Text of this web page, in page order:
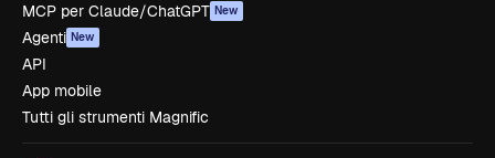
MCP per Claude/ChatGPT New
Agenti New
API
App mobile
Tutti gli strumenti Magnific